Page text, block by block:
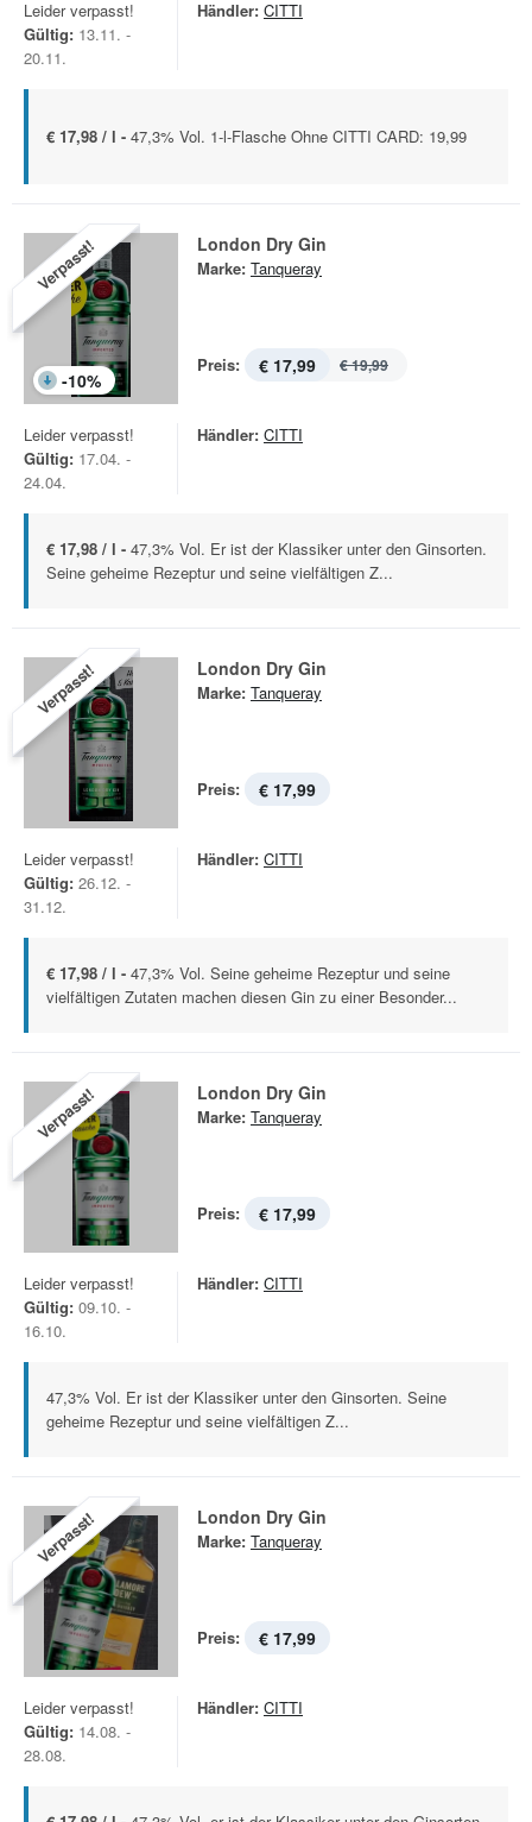
Leider verpasst!
Gültig: 13.11. -
20.11.
Händler: CITTI
€ 17,98 / l - 47,3% Vol. 1-l-Flasche Ohne CITTI CARD: 19,99
Verpasst!
-10%
London Dry Gin
Marke: Tanqueray
Preis: € 17,99 € 19,99
Leider verpasst!
Gültig: 17.04. -
24.04.
Händler: CITTI
€ 17,98 / l - 47,3% Vol. Er ist der Klassiker unter den Ginsorten.
Seine geheime Rezeptur und seine vielfältigen Z...
Verpasst! London Dry Gin
Marke: Tanqueray
Preis: € 17,99
Leider verpasst!
Gültig: 26.12. -
31.12.
Händler: CITTI
€ 17,98 / l - 47,3% Vol. Seine geheime Rezeptur und seine
vielfältigen Zutaten machen diesen Gin zu einer Besonder...
Verpasst! London Dry Gin
Marke: Tanqueray
Preis: € 17,99
Leider verpasst!
Gültig: 09.10. -
16.10.
Händler: CITTI
47,3% Vol. Er ist der Klassiker unter den Ginsorten. Seine
geheime Rezeptur und seine vielfältigen Z...
Verpasst! London Dry Gin
Marke: Tanqueray
Preis: € 17,99
Leider verpasst!
Gültig: 14.08. -
28.08.
Händler: CITTI